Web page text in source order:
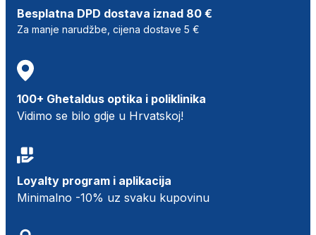
Besplatna DPD dostava iznad 80 €
Za manje narudžbe, cijena dostave 5 €
100+ Ghetaldus optika i poliklinika
Vidimo se bilo gdje u Hrvatskoj!
Loyalty program i aplikacija
Minimalno -10% uz svaku kupovinu